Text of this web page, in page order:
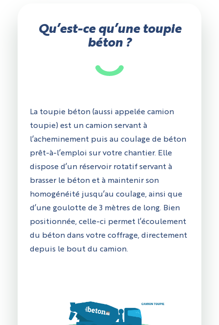
Qu’est-ce qu’une toupie
béton ?
La toupie béton (aussi appelée camion
toupie) est un camion servant à
l’acheminement puis au coulage de béton
prêt-à-l’emploi sur votre chantier. Elle
dispose d’un réservoir rotatif servant à
brasser le béton et à maintenir son
homogénéité jusqu’au coulage, ainsi que
d’une goulotte de 3 mètres de long. Bien
positionnée, celle-ci permet l’écoulement
du béton dans votre coffrage, directement
depuis le bout du camion.